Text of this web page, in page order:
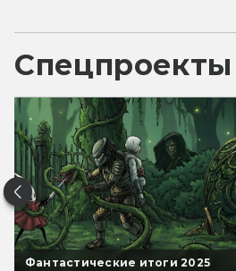
Спецпроекты
Фантастические итоги 2025